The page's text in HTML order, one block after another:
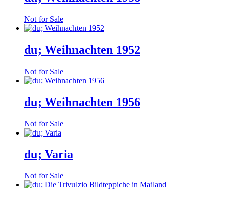
Not for Sale
du; Weihnachten 1952
Not for Sale
du; Weihnachten 1956
Not for Sale
du; Varia
Not for Sale